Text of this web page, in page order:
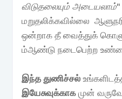
விடுதலையும் அடையலாம்
மறுதலிக்கவில்லை
ஒன்றாக தீ வைத்துக்
ம்ஆண்டு நடைபெற்ற
இந்த துணிச்சல்
இயேசுவுக்காகமுன்